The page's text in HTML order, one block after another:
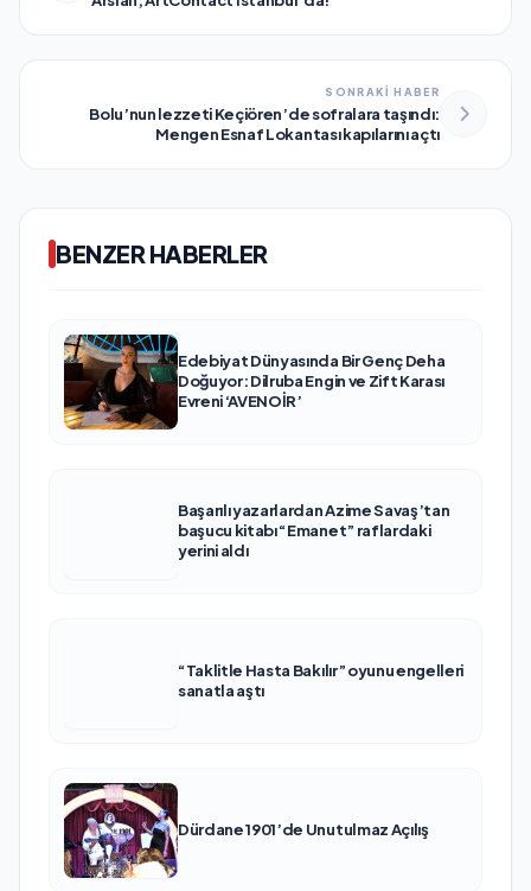
SONRAKİ HABER
Bolu’nun lezzeti Keçiören’de sofralara taşındı:
Mengen Esnaf Lokantası kapılarını açtı
BENZER HABERLER
Edebiyat Dünyasında Bir Genç Deha
Doğuyor: Dilruba Engin ve Zift Karası
Evreni ‘AVENOİR’
Başarılı yazarlardan Azime Savaş’tan
başucu kitabı “Emanet” raflardaki
yerini aldı
“Taklitle Hasta Bakılır” oyunu engelleri
sanatla aştı
Dürdane 1901’de Unutulmaz Açılış